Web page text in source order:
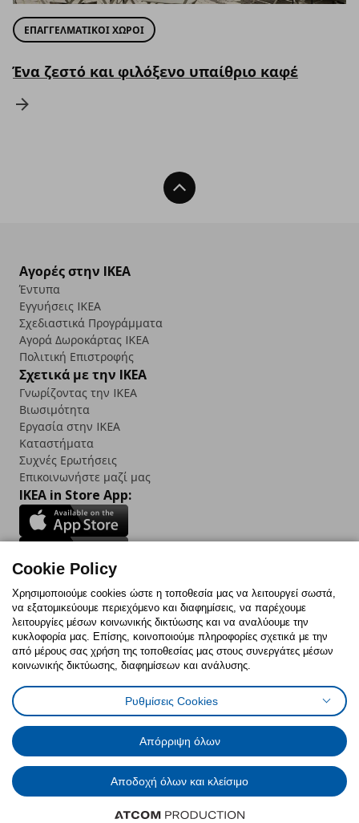
ΕΠΑΓΓΕΛΜΑΤΙΚΟΙ ΧΩΡΟΙ
Ένα ζεστό και φιλόξενο υπαίθριο καφέ
Back To Top
Αγορές στην IKEA
Έντυπα
Εγγυήσεις IKEA
Σχεδιαστικά Προγράμματα
Αγορά Δωρoκάρτας IKEA
Πολιτική Επιστροφής
Σχετικά με την IKEA
Γνωρίζοντας την IKEA
Βιωσιμότητα
Εργασία στην IKEA
Καταστήματα
Συχνές Ερωτήσεις
Επικοινωνήστε μαζί μας
IKEA in Store App:
Follow us:
FacebookInstagram
TikTokYoutubePinterestTwitter
Πολιτική CookiesΔήλωση ψηφιακής προσβασιμότητας
Έντυπο Επιστροφής / ΑκύρωσηςΡυθμίσεις cookiesΌροι Χρήσης
Γενική Πολιτική Προσωπικών Δεδομένων
Πολιτική Προσωπικών Δεδομένων για IKEA.com.cy
© Inter-IKEA Systems B.V. 1999 - 2025
Cookie Policy
Χρησιμοποιούμε cookies ώστε η τοποθεσία μας να λειτουργεί σωστά,
να εξατομικεύουμε περιεχόμενο και διαφημίσεις, να παρέχουμε
λειτουργίες μέσων κοινωνικής δικτύωσης και να αναλύουμε την
κυκλοφορία μας. Επίσης, κοινοποιούμε πληροφορίες σχετικά με την
από μέρους σας χρήση της τοποθεσίας μας στους συνεργάτες μέσων
κοινωνικής δικτύωσης, διαφημίσεων και ανάλυσης.
Ρυθμίσεις Cookies
Απόρριψη όλων
Αποδοχή όλων και κλείσιμο